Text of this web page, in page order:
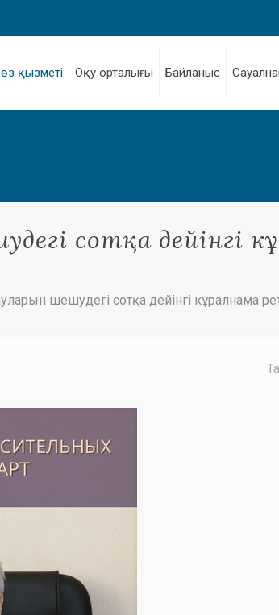
қызметі Оқу орталығы Байланыс
сотқа дейінгі
шешудегі сотқа дейінгі кұралнама